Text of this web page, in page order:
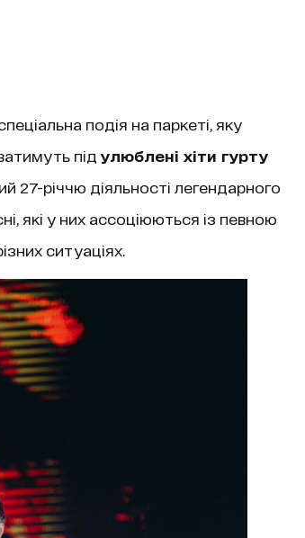
подія на паркеті, яку
підулюблені хіти гурту
27-річчю діяльності легендарного
які у них ассоціюються із певною
ситуаціях.